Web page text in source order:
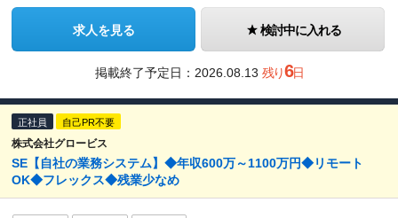
求人を見る 検討中に入れる
掲載終了予定日： 2026.08.13 残り6日
正社員 自己PR不要
株式会社グロービス
SE【自社の業務システム】◆年収600万～1100万円◆リモート
OK◆フレックス◆残業少なめ